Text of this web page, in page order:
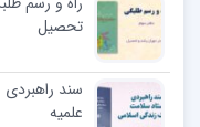
تحصیل
سند
علمیه